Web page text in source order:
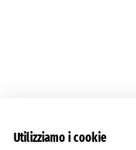
Utilizziamo i cookie